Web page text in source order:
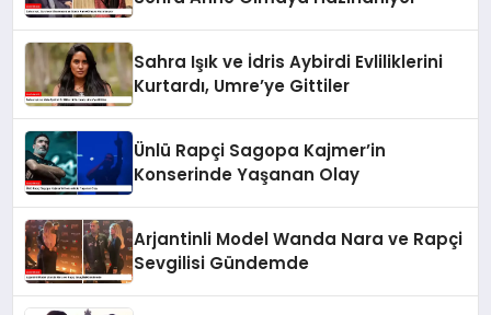
Sahra Işık ve İdris Aybirdi Evliliklerini
Kurtardı, Umre’ye Gittiler
Ünlü Rapçi Sagopa Kajmer’in
Konserinde Yaşanan Olay
Arjantinli Model Wanda Nara ve Rapçi
Sevgilisi Gündemde